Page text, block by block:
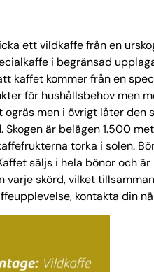
ett vildkaffe från en
i begränsad
kaffet kommer från en
för hushållsbehov men
men i övrigt låter den
är belägen 1.500
torka i solen.
säljs i hela bönor och
varje skörd, vilket
kontakta din